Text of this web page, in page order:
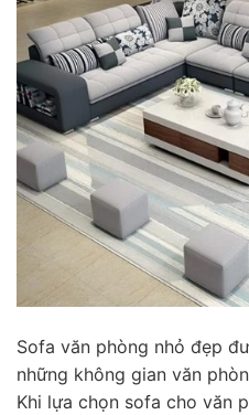
Sofa văn phòng nhỏ đẹp
những không gian văn
Khi lựa chọn sofa cho văn